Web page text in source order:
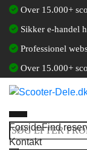
Fortsæt
indhold
Over 15.000+
Sikker e-handel
Professionel
Over 15.000+
Søg
efter:
ForsideFind
Kontakt